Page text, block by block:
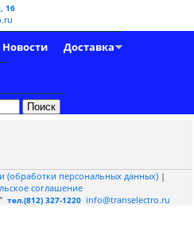
16
Новости Доставка
(обработки персональных данных) |
соглашение
тел.(812) 327-1220 info@transelectro.ru